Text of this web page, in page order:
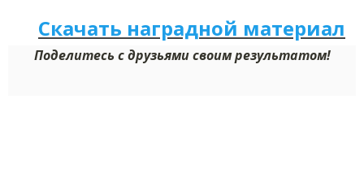
Скачать наградной материал
Поделитесь с друзьями своим результатом!